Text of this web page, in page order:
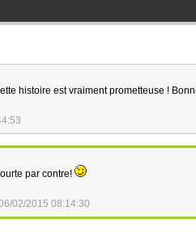
histoire est vraiment prometteuse !
par contre!
02/2015 08:14:30